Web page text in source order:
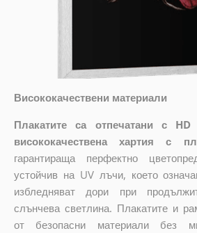
Висококачествени материали
Плакатите са отпечатани с HD
висококачествена хартия с
гарантираща перфектно
устойчив на UV лъчи, което
избледняват дори при
слънчева светлина. Плакатите и
от безопасни материали без